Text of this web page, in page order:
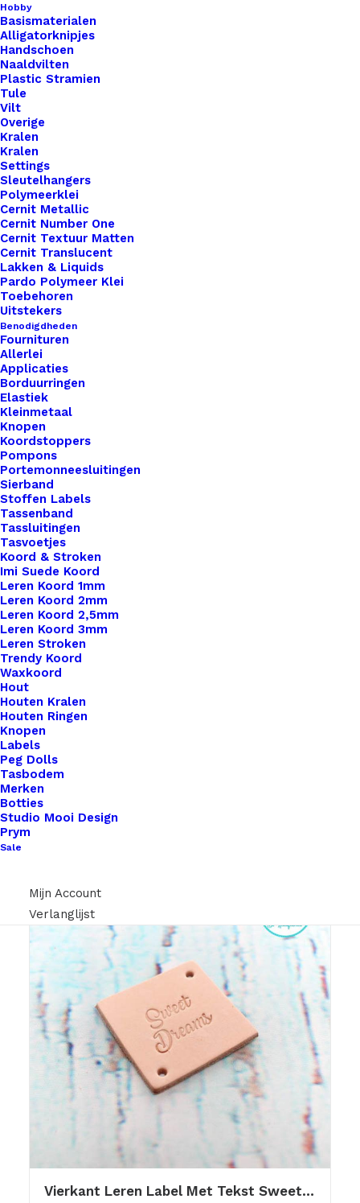
Hobby
Basismaterialen
Alligatorknipjes
Handschoen
Naaldvilten
Plastic Stramien
Tule
Vilt
Overige
Kralen
Kralen
Settings
Sleutelhangers
Polymeerklei
Cernit Metallic
Cernit Number One
Cernit Textuur Matten
Cernit Translucent
Lakken & Liquids
Pardo Polymeer Klei
Toebehoren
Uitstekers
Benodigdheden
Fournituren
Allerlei
Applicaties
Borduurringen
Elastiek
Kleinmetaal
Knopen
Koordstoppers
Pompons
Portemonneesluitingen
Sierband
Stoffen Labels
Tassenband
Tassluitingen
Tasvoetjes
Koord & Stroken
Imi Suede Koord
Leren Koord 1mm
Leren Koord 2mm
Leren Koord 2,5mm
Leren Koord 3mm
Leren Stroken
Trendy Koord
Waxkoord
Hout
Houten Kralen
Houten Ringen
Knopen
Labels
Peg Dolls
Tasbodem
Merken
Botties
Studio Mooi Design
Prym
Sale
Mijn Account
Verlanglijst
Kleur*
1xLittle Label Met Diverse Sluitingen Hey
Leukerd
Little
Label
Met
Diverse
Sluitingen
Hey
Leukerd
aantal
Toevoegen aan verlanglijst
Artikelnummer
Categorie
Binnen 1-3 werkdagen verzonden
Veilig betalen
Unieke en kwaliteitsproducten
Overzicht
Nog meer leuks!
Vierkant Leren Label Met Tekst Sweet Dreams 3,5×3,5cm